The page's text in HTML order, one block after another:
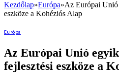
Kezdőlap»Európa»Az Európai Unió
eszköze a Kohéziós Alap
Európa
Az Európai Unió
fejlesztési eszköze a